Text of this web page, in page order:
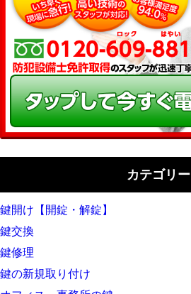
カテゴリー
鍵開け【開錠・解錠】
鍵交換
鍵修理
鍵の新規取り付け